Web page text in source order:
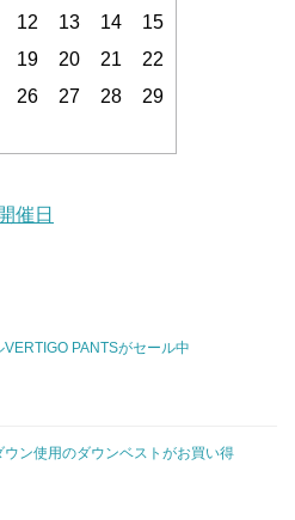
12 13 14
15
19 20 21
22
26 27 28
29
催日
PANTSがセール中
ン使用のダウンベストがお買い得